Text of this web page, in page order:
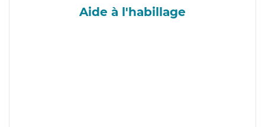
Aide à l'habillage